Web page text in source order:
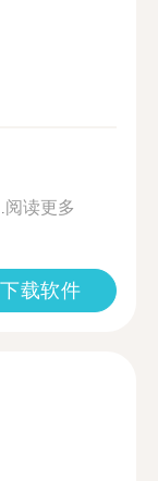
阅读更多
下载软件